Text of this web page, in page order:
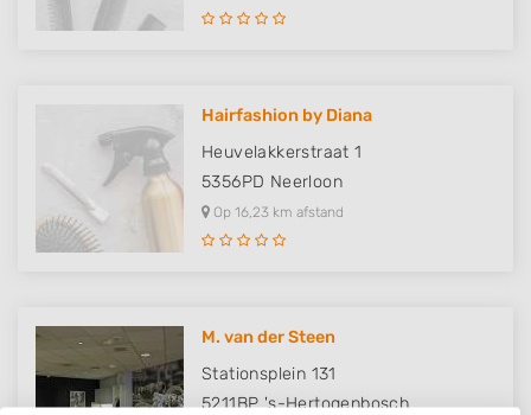
Hairfashion by Diana
Heuvelakkerstraat 1
5356PD Neerloon
Op 16,23 km afstand
M. van der Steen
Stationsplein 131
5211BP 's-Hertogenbosch